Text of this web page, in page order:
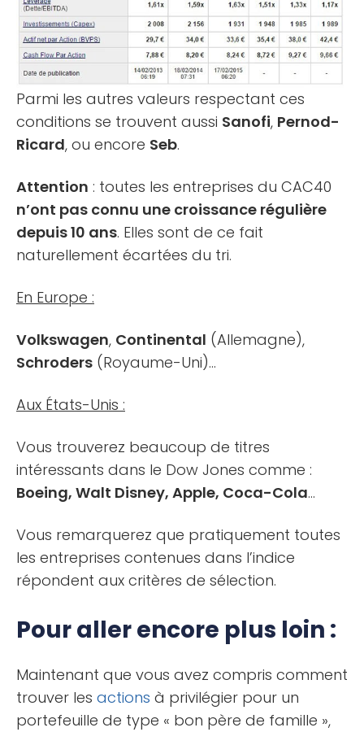
Parmi les autres valeurs respectant ces
conditions se trouvent aussi Sanofi, Pernod-
Ricard, ou encore Seb.
Attention : toutes les entreprises du CAC40
n’ont pas connu une croissance régulière
depuis 10 ans. Elles sont de ce fait
naturellement écartées du tri.
En Europe :
Volkswagen, Continental (Allemagne),
Schroders (Royaume-Uni)…
Aux États-Unis :
Vous trouverez beaucoup de titres
intéressants dans le Dow Jones comme :
Boeing, Walt Disney, Apple, Coca-Cola…
Vous remarquerez que pratiquement toutes
les entreprises contenues dans l’indice
répondent aux critères de sélection.
Pour aller encore plus loin :
Maintenant que vous avez compris comment
trouver les actions à privilégier pour un
portefeuille de type « bon père de famille »,